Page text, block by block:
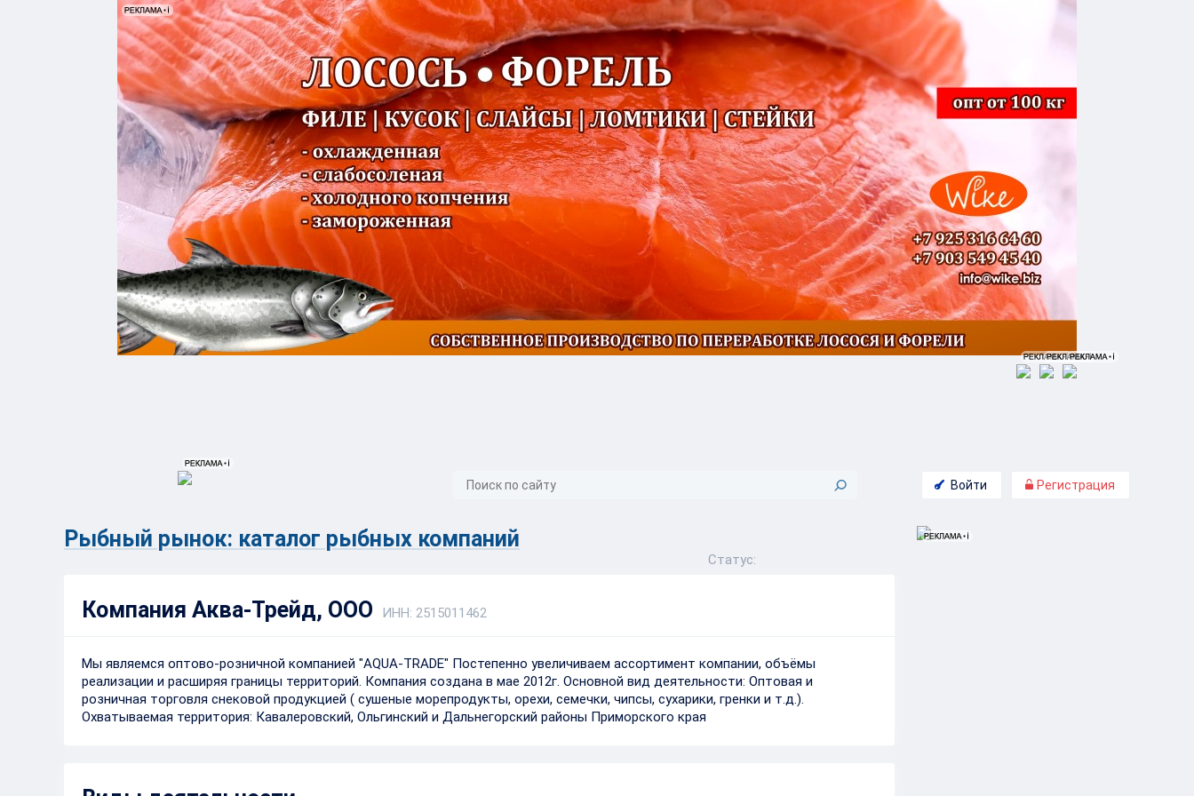
Войти Регистрация
Рыбный рынок: каталог рыбных компаний
Статус:
Компания Аква-Трейд, ООО ИНН: 2515011462
Мы являемся оптово-розничной компанией "AQUA-TRADE" Постепенно увеличиваем ассортимент компании, объёмы
реализации и расширяя границы территорий. Компания создана в мае 2012г. Основной вид деятельности: Оптовая и
розничная торговля снековой продукцией ( сушеные морепродукты, орехи, семечки, чипсы, сухарики, гренки и т.д.).
Охватываемая территория: Кавалеровский, Ольгинский и Дальнегорский районы Приморского края